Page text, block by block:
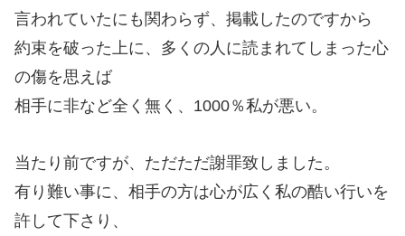
言われていたにも関わらず、掲載したのですから
約束を破った上に、多くの人に読まれてしまった心
の傷を思えば
相手に非など全く無く、1000％私が悪い。
当たり前ですが、ただただ謝罪致しました。
有り難い事に、相手の方は心が広く私の酷い行いを
許して下さり、